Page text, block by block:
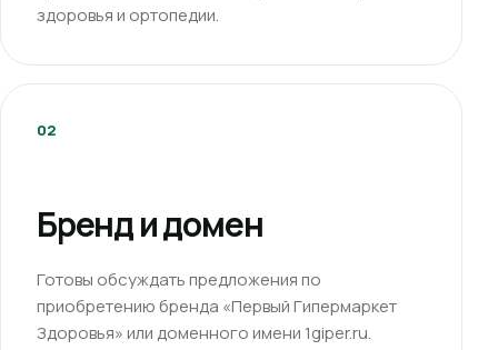
здоровья и ортопедии.
02
Бренд и домен
Готовы обсуждать предложения по
приобретению бренда «Первый Гипермаркет
Здоровья» или доменного имени 1giper.ru.